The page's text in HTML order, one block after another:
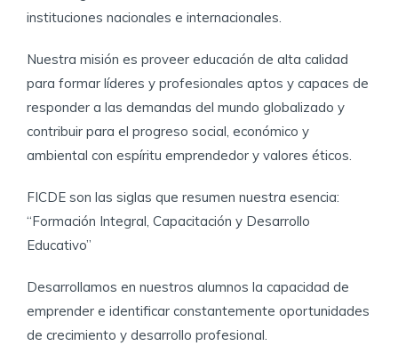
Aislamiento de paciente.
Equipo de protección personal.
Prevención de pinchazos y cortes, principales
medidas.
Enfermedades y riesgos.
Posiciones de trabajo para el odontólogo,
asistente dental y paciente.
Cepillos
Instrumentos de pulido: spray de bicarbonato
Membranas reabsorbibles y no reabsorbibles
Traumatología bucomaxilofacial. Definición
Respuesta del tejido óseo: oseointegración y
fibrointegración.
Aparatología e instrumentos quirúrgicos.
Técnica quirúrgica básica. Fases de tratamientos
Técnicas quirúrgicas complementarias.
inmediata, precoz y convencional o tardía.
Tipos y diseños de prótesis: diseño de prótesis
Deontología. Concepto.
Secreto profesional y la actividad de los
colaboradores del odontólogo.
Personal auxiliar del odontólogo: obligaciones y
prohibiciones.
Delitos contra la salud pública. Curanderismo,
charlatanismo y cesión de título.
Fronterismo.
Traumatismos dentales en niños
Terapias pulpares en dentición primaria
Radiología en odontopediatría
Pacientes con necesidades y condiciones
Enfermedades sistémicas y conductas de riesgo
instituciones nacionales e internacionales.
Nuestra misión es proveer educación de alta calidad
para formar líderes y profesionales aptos y capaces de
responder a las demandas del mundo globalizado y
contribuir para el progreso social, económico y
ambiental con espíritu emprendedor y valores éticos.
FICDE son las siglas que resumen nuestra esencia:
“Formación Integral, Capacitación y Desarrollo
Educativo”
​Desarrollamos en nuestros alumnos la capacidad de
emprender e identificar constantemente oportunidades
de crecimiento y desarrollo profesional.